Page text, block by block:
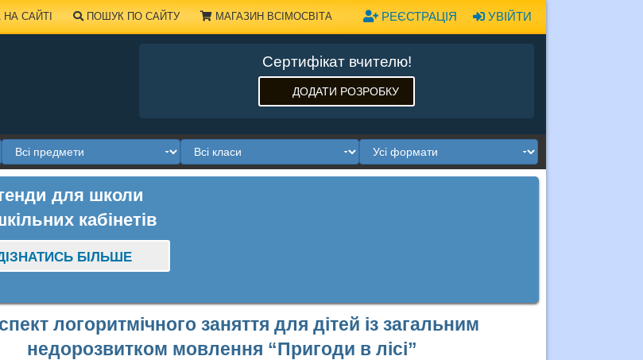
УВІЙТИ
РЕЄСТРАЦІЯ
САЙТІ ПОШУК ПО САЙТУ МАГАЗИН ВСІМОСВІТА
Сертифікат вчителю!
ДОДАТИ РОЗРОБКУ
для школи
кабінетів
БІЛЬШЕ
логоритмічного заняття для дітей із загальним
недорозвитком мовлення “Пригоди в лісі”